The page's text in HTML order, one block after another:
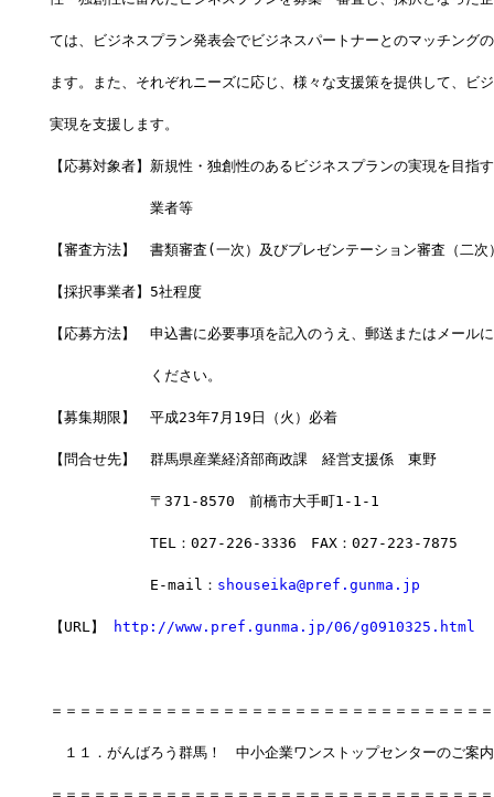
ては、ビジネスプラン発表会でビジネスパートナーとのマッチング
ます。また、それぞれニーズに応じ、様々な支援策を提供して、ビ
実現を支援します。
【応募対象者】新規性・独創性のあるビジネスプランの実現を目指
業者等
【審査方法】　書類審査(一次）及びプレゼンテーション審査（二次
【採択事業者】5社程度
【応募方法】　申込書に必要事項を記入のうえ、郵送またはメール
ください。
【募集期限】　平成23年7月19日（火）必着
【問合せ先】　群馬県産業経済部商政課　経営支援係　東野
〒371-8570　前橋市大手町1-1-1
TEL：027-226-3336　FAX：027-223-7875
E-mail： shouseika@pref.gunma.jp
【URL】 http://www.pref.gunma.jp/06/g0910325.html
＝＝＝＝＝＝＝＝＝＝＝＝＝＝＝＝＝＝＝＝＝＝＝＝＝＝＝＝＝＝
１１．がんばろう群馬！　中小企業ワンストップセンターのご案内